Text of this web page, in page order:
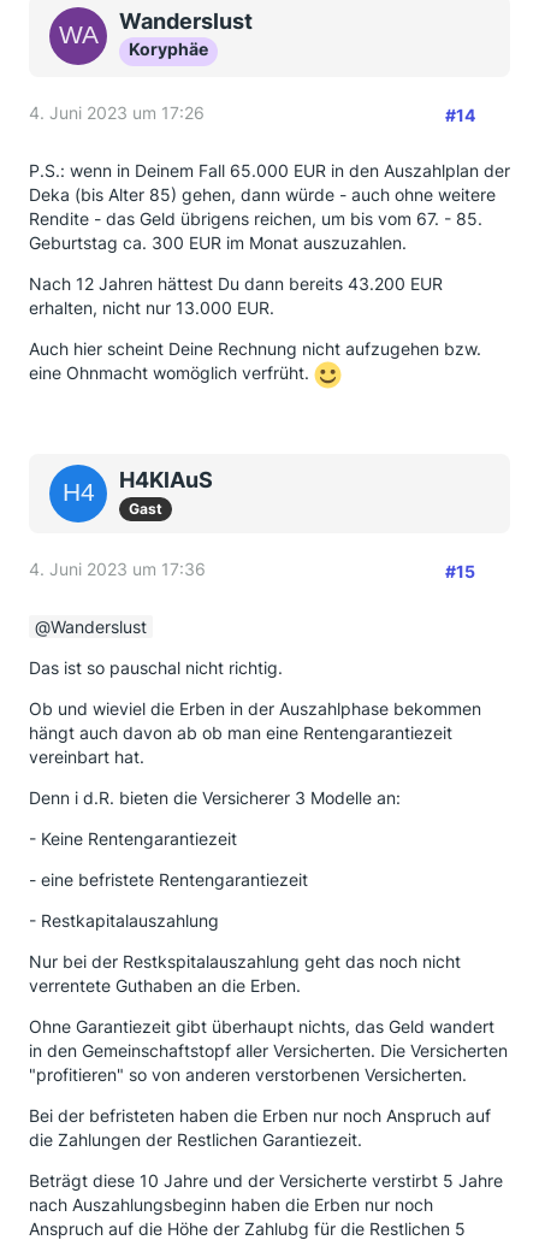
Wanderslust
Koryphäe
4. Juni 2023 um 17:26 #14
P.S.: wenn in Deinem Fall 65.000 EUR in den Auszahlplan der
Deka (bis Alter 85) gehen, dann würde - auch ohne weitere
Rendite - das Geld übrigens reichen, um bis vom 67. - 85.
Geburtstag ca. 300 EUR im Monat auszuzahlen.
Nach 12 Jahren hättest Du dann bereits 43.200 EUR
erhalten, nicht nur 13.000 EUR.
Auch hier scheint Deine Rechnung nicht aufzugehen bzw.
eine Ohnmacht womöglich verfrüht.
H4KlAuS
Gast
4. Juni 2023 um 17:36 #15
Wanderslust
Das ist so pauschal nicht richtig.
Ob und wieviel die Erben in der Auszahlphase bekommen
hängt auch davon ab ob man eine Rentengarantiezeit
vereinbart hat.
Denn i d.R. bieten die Versicherer 3 Modelle an:
- Keine Rentengarantiezeit
- eine befristete Rentengarantiezeit
- Restkapitalauszahlung
Nur bei der Restkspitalauszahlung geht das noch nicht
verrentete Guthaben an die Erben.
Ohne Garantiezeit gibt überhaupt nichts, das Geld wandert
in den Gemeinschaftstopf aller Versicherten. Die Versicherten
"profitieren" so von anderen verstorbenen Versicherten.
Bei der befristeten haben die Erben nur noch Anspruch auf
die Zahlungen der Restlichen Garantiezeit.
Beträgt diese 10 Jahre und der Versicherte verstirbt 5 Jahre
nach Auszahlungsbeginn haben die Erben nur noch
Anspruch auf die Höhe der Zahlubg für die Restlichen 5